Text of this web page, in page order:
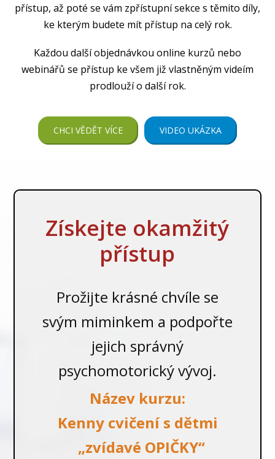
přístup, až poté se vám zpřístupní sekce s těmito díly,
ke kterým budete mít přístup na celý rok.
Každou další objednávkou online kurzů nebo
webinářů se přístup ke všem již vlastněným videím
prodlouží o další rok.
CHCI VĚDĚT VÍCE VIDEO UKÁZKA
Získejte okamžitý
přístup
Prožijte krásné chvíle se
svým miminkem a podpořte
jejich správný
psychomotorický vývoj.
Název kurzu:
Kenny cvičení s dětmi
„zvídavé OPIČKY“